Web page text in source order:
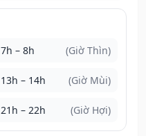
7h – 8h (Giờ Thìn)
13h – 14h (Giờ Mùi)
21h – 22h (Giờ Hợi)